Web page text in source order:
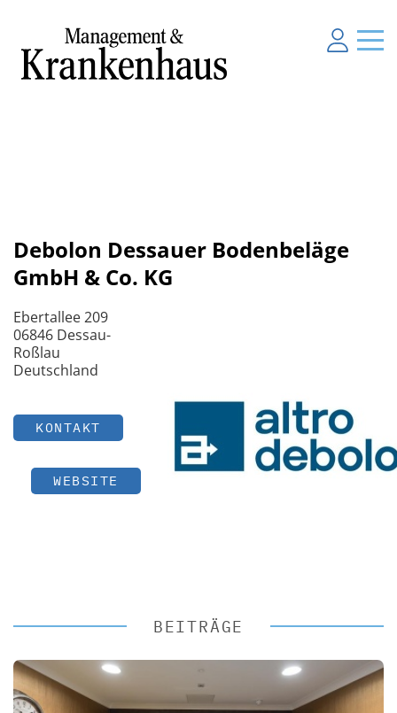
Debolon Dessauer Bodenbeläge
GmbH & Co. KG
Ebertallee 209
06846 Dessau-
Roßlau
Deutschland
KONTAKT
WEBSITE
BEITRÄGE